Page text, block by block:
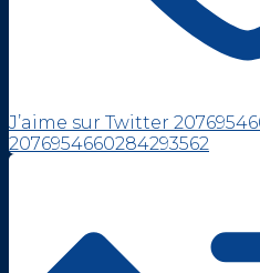
J’aime sur Twitter
2076954660284293562